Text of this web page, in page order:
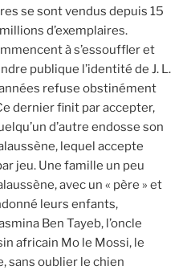
se sont vendus depuis 15
d’exemplaires.
à s’essouffler et
publique l’identité de J. L.
refuse obstinément
dernier finit par accepter,
d’autre endosse son
lequel accepte
jeu. Une famille un peu
avec un « père » et
leurs enfants,
Ben Tayeb, l’oncle
africain Mo le Mossi, le
sans oublier le chien